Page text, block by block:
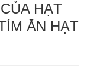
HẠT
ĂN HẠT